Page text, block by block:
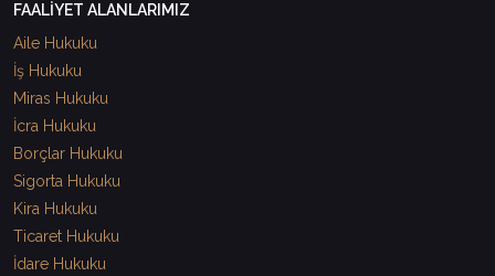
FAALİYET ALANLARIMIZ
Aile Hukuku
İş Hukuku
Miras Hukuku
İcra Hukuku
Borçlar Hukuku
Sigorta Hukuku
Kira Hukuku
Ticaret Hukuku
İdare Hukuku